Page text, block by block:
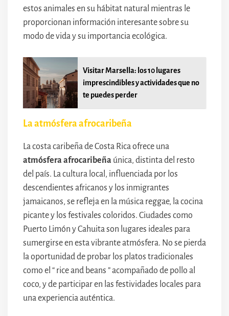
estos animales en su hábitat natural mientras le
proporcionan información interesante sobre su
modo de vida y su importancia ecológica.
Visitar Marsella: los 10 lugares
imprescindibles y actividades que no
te puedes perder
La atmósfera afrocaribeña
La costa caribeña de Costa Rica ofrece una
atmósfera afrocaribeña única, distinta del resto
del país. La cultura local, influenciada por los
descendientes africanos y los inmigrantes
jamaicanos, se refleja en la música reggae, la cocina
picante y los festivales coloridos. Ciudades como
Puerto Limón y Cahuita son lugares ideales para
sumergirse en esta vibrante atmósfera. No se pierda
la oportunidad de probar los platos tradicionales
como el “ rice and beans ” acompañado de pollo al
coco, y de participar en las festividades locales para
una experiencia auténtica.